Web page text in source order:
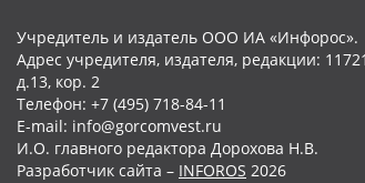
Учредитель и издатель ООО ИА «Инфорос».
Адрес учредителя, издателя, редакции:
д.13, кор. 2
Телефон: +7 (495) 718-84-11
E-mail: info@gorcomvest.ru
И.О. главного редактора Дорохова Н.В.
Разработчик сайта – INFOROS 2026